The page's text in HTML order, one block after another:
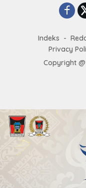
Indeks
Privacy
Copyright